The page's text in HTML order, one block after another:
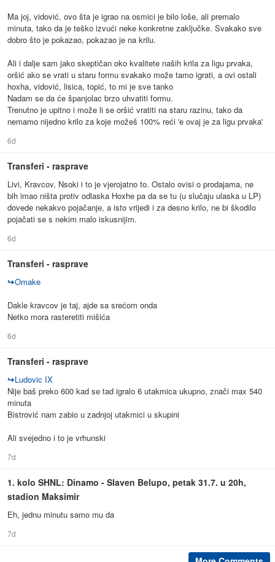
Ma joj, vidović, ovo šta je igrao na osmici je bilo loše, ali premalo
minuta, tako da je teško izvući neke konkretne zaključke. Svakako sve
dobro što je pokazao, pokazao je na krilu.
Ali i dalje sam jako skeptičan oko kvalitete naših krila za ligu prvaka,
oršić ako se vrati u staru formu svakako može tamo igrati, a ovi ostali
hoxha, vidović, lisica, topić, to mi je sve tanko
Nadam se da će španjolac brzo uhvatiti formu.
Trenutno je upitno i može li se oršić vratiti na staru razinu, tako da
nemamo nijedno krilo za koje možeš 100% reći 'e ovaj je za ligu prvaka'
6d
Transferi - rasprave
Livi, Kravcov, Nsoki i to je vjerojatno to. Ostalo ovisi o prodajama, ne
bih imao ništa protiv odlaska Hoxhe pa da se tu (u slučaju ulaska u LP)
dovede nekakvo pojačanje, a isto vrijedi i za desno krilo, ne bi škodilo
pojačati se s nekim malo iskusnijim.
6d
Transferi - rasprave
↪Omake
Dakle kravcov je taj, ajde sa srećom onda
Netko mora rasteretiti mišića
6d
Transferi - rasprave
↪Ludovic IX
Nije baš preko 600 kad se tad igralo 6 utakmica ukupno, znači max 540
minuta
Bistrović nam zabio u zadnjoj utakmici u skupini
Ali svejedno i to je vrhunski
7d
1. kolo SHNL: Dinamo - Slaven Belupo, petak 31.7. u 20h,
stadion Maksimir
Eh, jednu minutu samo mu da
7d